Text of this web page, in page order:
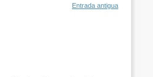
Entrada antigua